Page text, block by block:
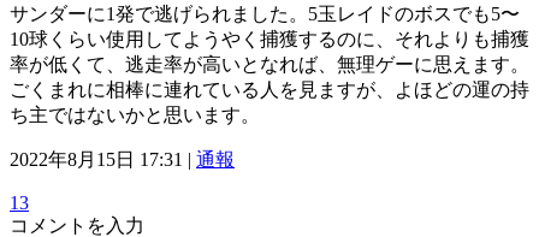
サンダーに1発で逃げられました。5玉レイドのボスでも5〜
10球くらい使用してようやく捕獲するのに、それよりも捕獲
率が低くて、逃走率が高いとなれば、無理ゲーに思えます。
ごくまれに相棒に連れている人を見ますが、よほどの運の持
ち主ではないかと思います。
2022年8月15日 17:31 | 通報
13
コメントを入力